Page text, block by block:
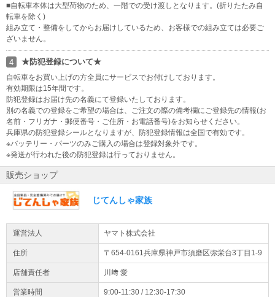
■自転車本体は大型荷物のため、一階での受け渡しとなります。(折りたたみ自
転車を除く)
組み立て・整備をしてからお届けしているため、お客様での組み立ては必要ご
ざいません。
4 ★防犯登録について★
自転車をお買い上げの方全員にサービスでお付けしております。
有効期限は15年間です。
防犯登録はお届け先の名義にて登録いたしております。
別の名義での登録をご希望の場合は、ご注文の際の備考欄にご登録先の情報(お
名前・フリガナ・郵便番号・ご住所・お電話番号)をお知らせください。
兵庫県の防犯登録シールとなりますが、防犯登録情報は全国で有効です。
※バッテリー・パーツのみご購入の場合は登録対象外です。
※発送が行われた後の防犯登録は行っておりません。
販売ショップ
じてんしゃ家族
運営法人 ヤマト株式会社
住所 〒654-0161兵庫県神戸市須磨区弥栄台3丁目1-9
店舗責任者 川﨑 愛
営業時間 9:00-11:30 / 12:30-17:30